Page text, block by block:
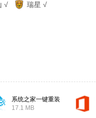
√ 瑞星 √
系统之家一键重装
17.1 MB